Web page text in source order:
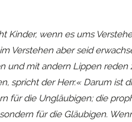
Kinder, wenn es ums
Verstehen aber seid
und mit andern Lippen reden
spricht der Herr.« Darum ist
für die Ungläubigen; die
für die Gläubigen.